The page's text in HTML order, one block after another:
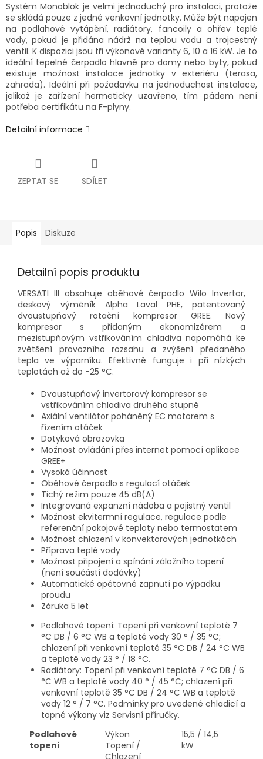
Systém Monoblok je velmi jednoduchý pro instalaci, protože
se skládá pouze z jedné venkovní jednotky. Může být napojen
na podlahové vytápění, radiátory, fancoily a ohřev teplé
vody, pokud je přidána nádrž na teplou vodu a trojcestný
ventil. K dispozici jsou tři výkonové varianty 6, 10 a 16 kW. Je to
ideální tepelné čerpadlo hlavně pro domy nebo byty, pokud
existuje možnost instalace jednotky v exteriéru (terasa,
zahrada). Ideální při požadavku na jednoduchost instalace,
jelikož je zařízení hermeticky uzavřeno, tím pádem není
potřeba certifikátu na F-plyny.
Detailní informace
ZEPTAT SE SDÍLET
Popis Diskuze
Detailní popis produktu
VERSATI III obsahuje oběhové čerpadlo Wilo Invertor,
deskový výměník Alpha Laval PHE, patentovaný
dvoustupňový rotační kompresor GREE. Nový
kompresor s přidaným ekonomizérem a
mezistupňovým vstřikováním chladiva napomáhá ke
zvětšení provozního rozsahu a zvýšení předaného
tepla ve výparníku. Efektivně funguje i při nízkých
teplotách až do -25 °C.
Dvoustupňový invertorový kompresor se
vstřikováním chladiva druhého stupně
Axiální ventilátor poháněný EC motorem s
řízením otáček
Dotyková obrazovka
Možnost ovládání přes internet pomocí aplikace
GREE+
Vysoká účinnost
Oběhové čerpadlo s regulací otáček
Tichý režim pouze 45 dB(A)
Integrovaná expanzní nádoba a pojistný ventil
Možnost ekvitermní regulace, regulace podle
referenční pokojové teploty nebo termostatem
Možnost chlazení v konvektorových jednotkách
Příprava teplé vody
Možnost připojení a spínání záložního topení
(není součástí dodávky)
Automatické opětovné zapnutí po výpadku
proudu
Záruka 5 let
Podlahové topení: Topení při venkovní teplotě 7
°C DB / 6 °C WB a teplotě vody 30 ° / 35 °C;
chlazení při venkovní teplotě 35 °C DB / 24 °C WB
a teplotě vody 23 ° / 18 °C.
Radiátory: Topení při venkovní teplotě 7 °C DB / 6
°C WB a teplotě vody 40 ° / 45 °C; chlazení při
venkovní teplotě 35 °C DB / 24 °C WB a teplotě
vody 12 ° / 7 °C. Podmínky pro uvedené chladicí a
topné výkony viz Servisní příručky.
Podlahové
topení
Výkon
Topení /
15,5 / 14,5
kW